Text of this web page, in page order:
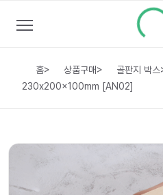
홈> 상품구매> 골판지 박스
230x200x100mm [AN02]